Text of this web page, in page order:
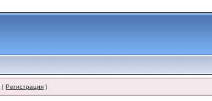
|Регистрация )